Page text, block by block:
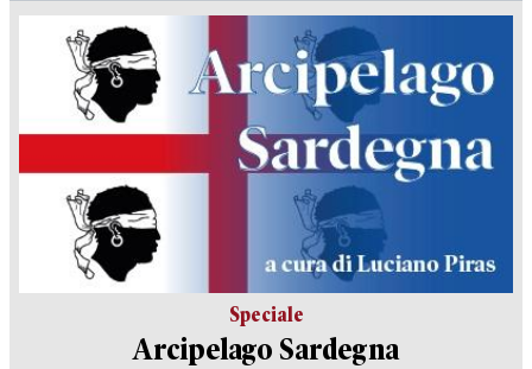
Speciale
Arcipelago Sardegna